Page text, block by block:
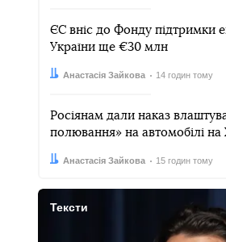
ЄС вніс до Фонду підтримки
України ще €30 млн
Автор:Анастасія Зайкова
Дата: 14 годин тому
Росіянам дали наказ
полювання» на автомобілі
Автор:Анастасія Зайкова
Дата: 15 годин тому
Тексти